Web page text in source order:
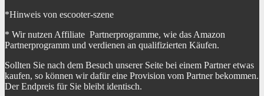
*Hinweis von escooter-szene
* Wir nutzen Affiliate Partnerprogramme, wie das Amazon
Partnerprogramm und verdienen an qualifizierten Käufen.
Sollten Sie nach dem Besuch unserer Seite bei einem Partner etwas
kaufen, so können wir dafür eine Provision vom Partner bekommen.
Der Endpreis für Sie bleibt identisch.